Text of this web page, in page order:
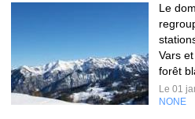
Le
Vars
forêt
Le 01
NONE